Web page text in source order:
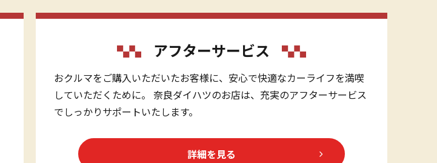
アフターサービス
おクルマをご購入いただいたお客様に、安心で快適なカーライフを満喫
していただくために。 奈良ダイハツのお店は、充実のアフターサービス
でしっかりサポートいたします。
詳細を見る